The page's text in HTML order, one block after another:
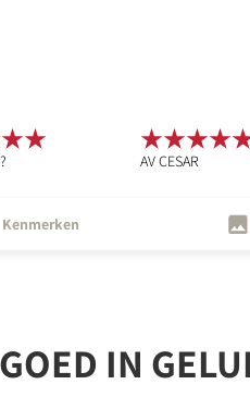
AV CESAR
Kenmerken
IN